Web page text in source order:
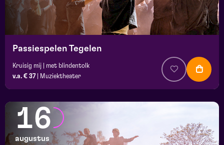
Passiespelen Tegelen
Kruisig mij | met blindentolk
v.a. € 37
Muziektheater
16
augustus